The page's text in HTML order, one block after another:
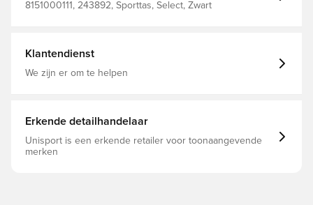
8151000111, 243892, Sporttas, Select, Zwart
Klantendienst
We zijn er om te helpen
Erkende detailhandelaar
Unisport is een erkende retailer voor toonaangevende
merken